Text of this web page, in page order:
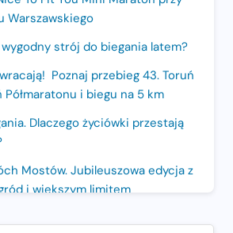
Warszawskiego
strój do biegania latem?
Poznaj przebieg 43. Toruń
Półmaratonu i biegu na 5 km
Dlaczego życiówki przestają
Mostów. Jubileuszowa edycja z
i większym limitem